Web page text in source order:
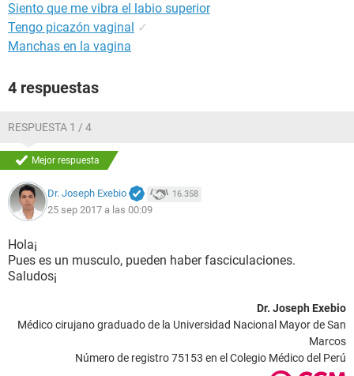
Siento que me vibra el labio superior
Tengo picazón vaginal ✓
Manchas en la vagina
4 respuestas
RESPUESTA 1 / 4
Mejor respuesta
Dr. Joseph Exebio 16.358
25 sep 2017 a las 00:09
Hola¡
Pues es un musculo, pueden haber fasciculaciones.
Saludos¡
Dr. Joseph Exebio
Médico cirujano graduado de la Universidad Nacional Mayor de San
Marcos
Número de registro 75153 en el Colegio Médico del Perú